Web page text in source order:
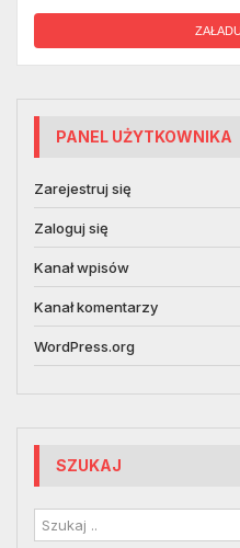
PANEL UŻYTKOWNIKA
Zarejestruj się
Zaloguj się
Kanał wpisów
Kanał komentarzy
WordPress.org
SZUKAJ